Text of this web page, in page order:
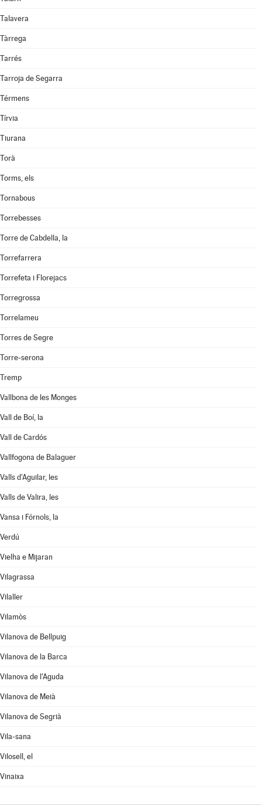
Talavera
Tàrrega
Tarrés
Tarroja de Segarra
Térmens
Tírvia
Tiurana
Torà
Torms, els
Tornabous
Torrebesses
Torre de Cabdella, la
Torrefarrera
Torrefeta i Florejacs
Torregrossa
Torrelameu
Torres de Segre
Torre-serona
Tremp
Vallbona de les Monges
Vall de Boí, la
Vall de Cardós
Vallfogona de Balaguer
Valls d'Aguilar, les
Valls de Valira, les
Vansa i Fórnols, la
Verdú
Vielha e Mijaran
Vilagrassa
Vilaller
Vilamòs
Vilanova de Bellpuig
Vilanova de la Barca
Vilanova de l'Aguda
Vilanova de Meià
Vilanova de Segrià
Vila-sana
Vilosell, el
Vinaixa